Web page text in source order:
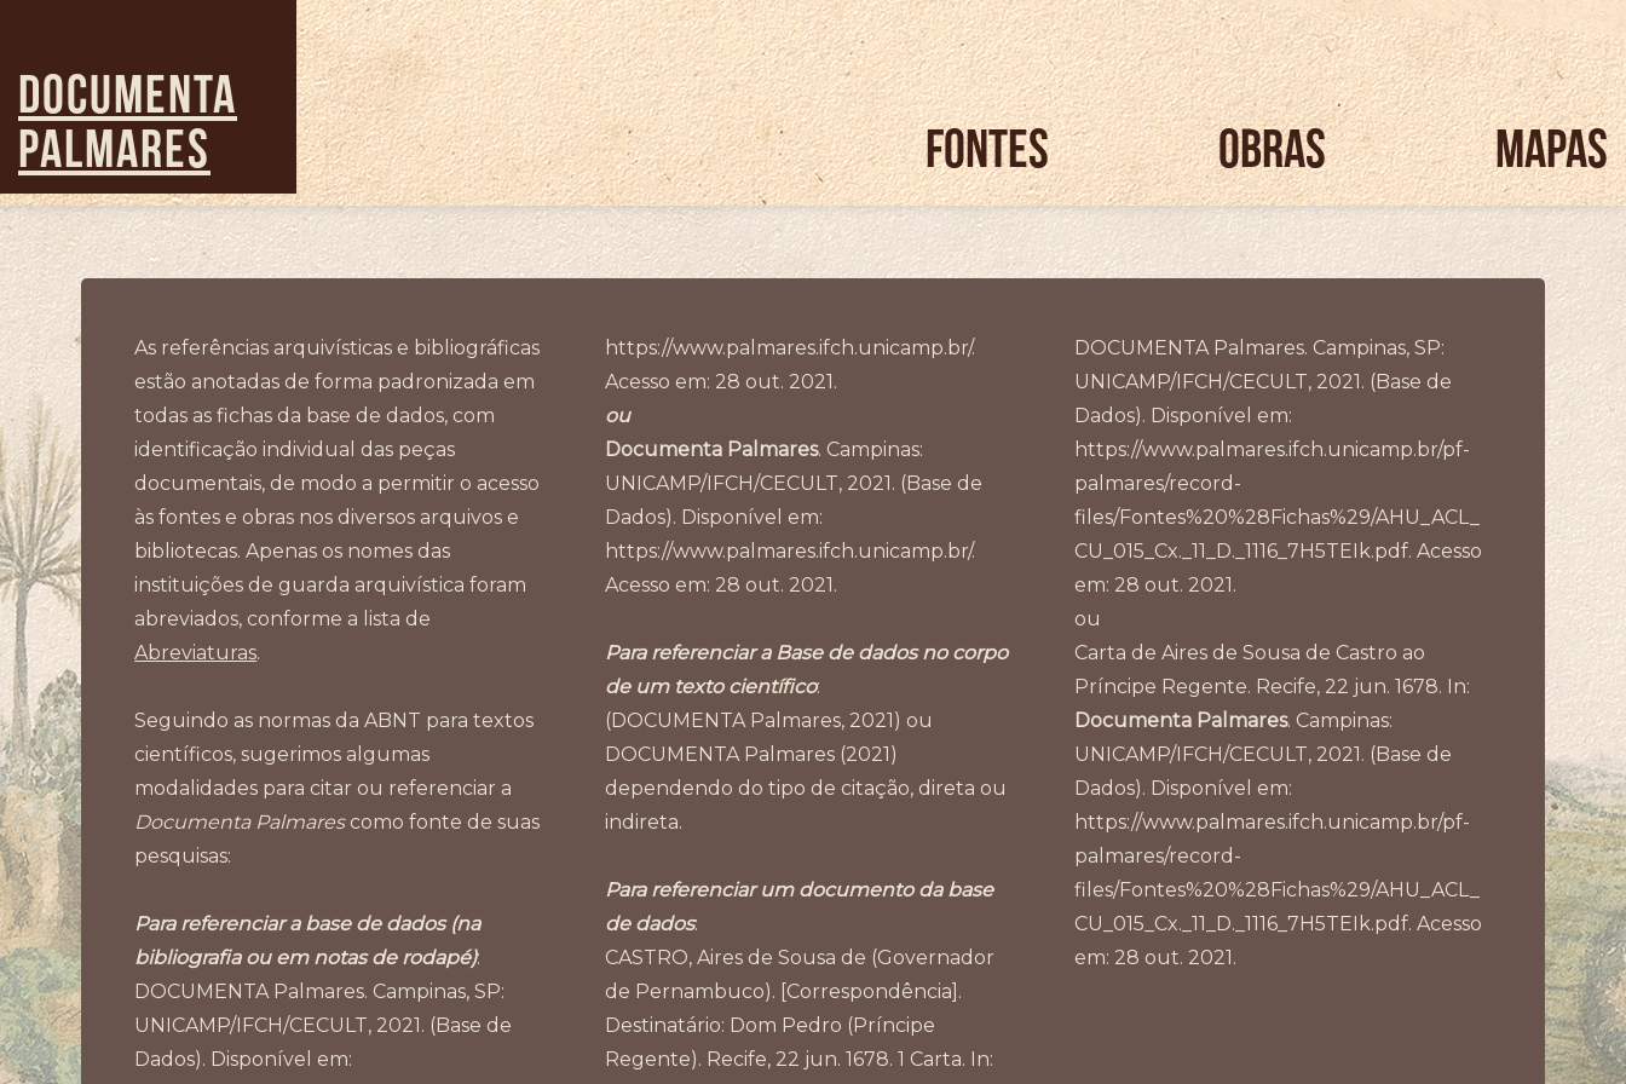
conteúdo
principal
DOCUMENTA
PALMARES
FONTES OBRAS MAPAS
As referências arquivísticas e bibliográficas
estão anotadas de forma padronizada em
todas as fichas da base de dados, com
identificação individual das peças
documentais, de modo a permitir o acesso
às fontes e obras nos diversos arquivos e
bibliotecas. Apenas os nomes das
instituições de guarda arquivística foram
abreviados, conforme a lista de
Abreviaturas.
Seguindo as normas da ABNT para textos
científicos, sugerimos algumas
modalidades para citar ou referenciar a
Documenta Palmarescomo fonte de suas
pesquisas:
Para referenciar a base de dados (na
bibliografia ou em notas de rodapé):
DOCUMENTA Palmares. Campinas, SP:
UNICAMP/IFCH/CECULT, 2021. (Base de
Dados). Disponível em:
https://www.palmares.ifch.unicamp.br/.
Acesso em: 28 out. 2021.
ou
Documenta Palmares. Campinas:
UNICAMP/IFCH/CECULT, 2021. (Base de
Dados). Disponível em:
https://www.palmares.ifch.unicamp.br/.
Acesso em: 28 out. 2021.
Para referenciar a Base de dados no corpo
de um texto científico:
(DOCUMENTA Palmares, 2021) ou
DOCUMENTA Palmares (2021)
dependendo do tipo de citação, direta ou
indireta.
Para referenciar um documento da base
de dados:
CASTRO, Aires de Sousa de (Governador
de Pernambuco). [Correspondência].
Destinatário: Dom Pedro (Príncipe
Regente). Recife, 22 jun. 1678. 1 Carta. In:
DOCUMENTA Palmares. Campinas, SP:
UNICAMP/IFCH/CECULT, 2021. (Base de
Dados). Disponível em:
https://www.palmares.ifch.unicamp.br/pf-
palmares/record-
files/Fontes%20%28Fichas%29/AHU_ACL_
CU_015_Cx._11_D._1116_7H5TEIk.pdf. Acesso
em: 28 out. 2021.
ou
Carta de Aires de Sousa de Castro ao
Príncipe Regente. Recife, 22 jun. 1678. In:
Documenta Palmares. Campinas:
UNICAMP/IFCH/CECULT, 2021. (Base de
Dados). Disponível em:
https://www.palmares.ifch.unicamp.br/pf-
palmares/record-
files/Fontes%20%28Fichas%29/AHU_ACL_
CU_015_Cx._11_D._1116_7H5TEIk.pdf. Acesso
em: 28 out. 2021.